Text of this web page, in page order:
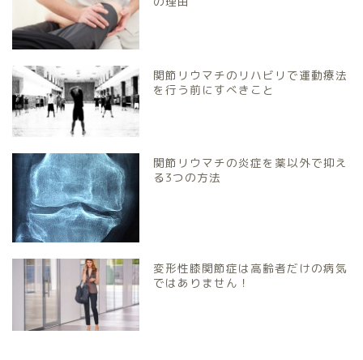
関節リウマチのリハビリで運動療法
を行う前にすべきこと
関節リウマチの炎症を薬以外で抑え
る3つの方法
変形性膝関節症は高齢者だけの病気
ではありません！